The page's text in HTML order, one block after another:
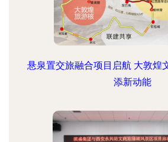
悬泉置交旅融合项目启航 大敦煌
添新动能